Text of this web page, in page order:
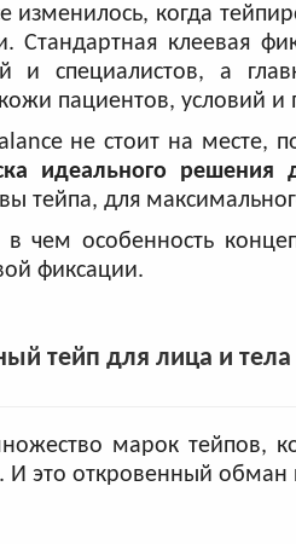
изменилось, когда
Стандартная клеевая
и специалистов, а
пациентов, условий
не стоит на месте,
идеального решения
тейпа, для
в чем особенность
фиксации.
тейп для лица и
марок тейпов,
. И это откровенный обман